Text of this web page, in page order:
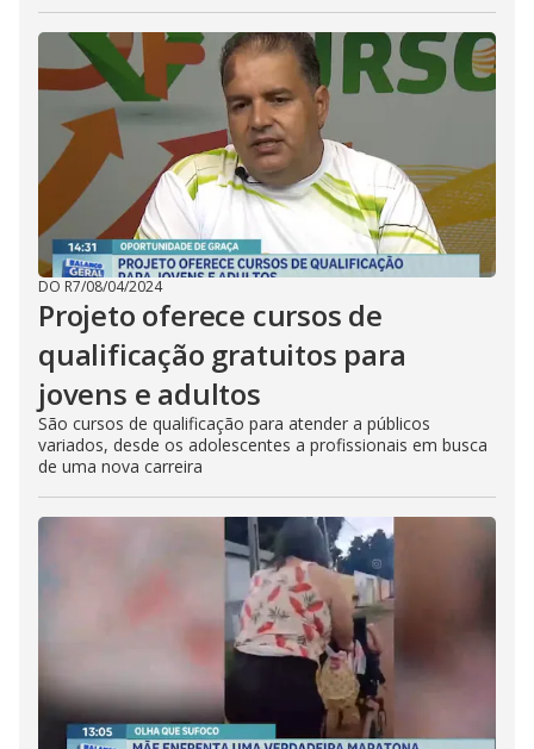
DO R7/08/04/2024
Projeto oferece cursos de
qualificação gratuitos para
jovens e adultos
São cursos de qualificação para atender a públicos
variados, desde os adolescentes a profissionais em busca
de uma nova carreira